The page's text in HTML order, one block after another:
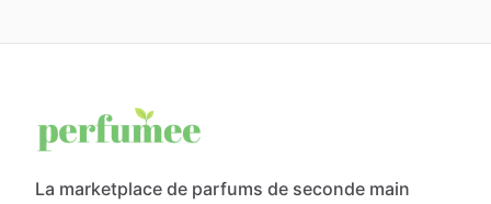
La marketplace de parfums de seconde main